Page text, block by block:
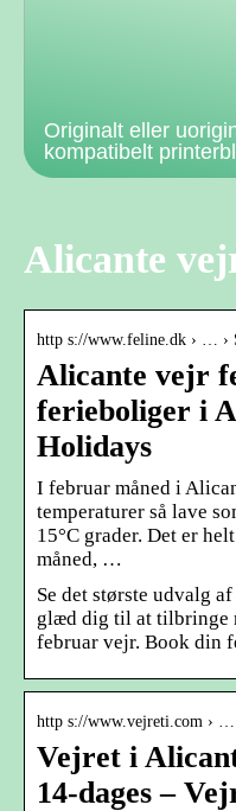
Originalt eller
kompatibelt
Alicante
http s://www.feline.dk › … ›
Alicante vejr
ferieboliger i
Holidays
I februar måned i
temperaturer så lave
15°C grader. Det er
måned, …
Se det største udvalg
glæd dig til at tilbringe
februar vejr. Book din
http s://www.vejreti.com › …
Vejret i
14-dages –